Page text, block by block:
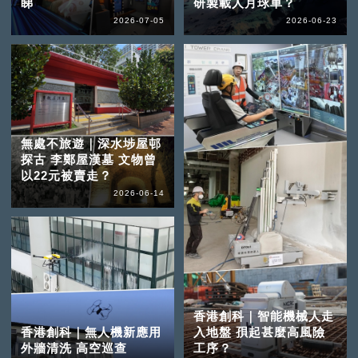
2026-07-05 2026-06-23
無處不旅遊｜深水埗屋邨
探古 李鄭屋漢墓 文物曾
以22元被賣走？
2026-06-14
香港創科｜無人機新應用
外牆清洗 高空巡查
香港創科｜智能機械人走
入地盤 孭起甚麼高風險
工序？